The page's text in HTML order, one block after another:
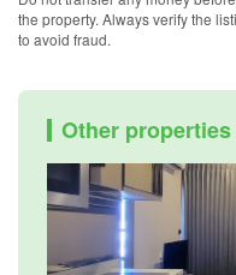
the property. Always verify the
to avoid fraud.
Other